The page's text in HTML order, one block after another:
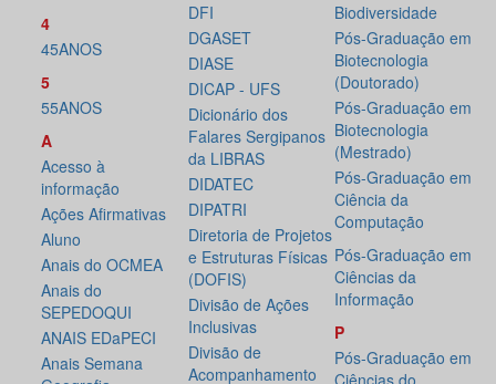
4
45ANOS
5
55ANOS
A
Acesso à
informação
Ações Afirmativas
Aluno
Anais do OCMEA
Anais do
SEPEDOQUI
ANAIS EDaPECI
Anais Semana
DFI
DGASET
DIASE
DICAP - UFS
Dicionário dos
Falares Sergipanos
da LIBRAS
DIDATEC
DIPATRI
Diretoria de Projetos
e Estruturas Físicas
(DOFIS)
Divisão de Ações
Inclusivas
Divisão de
Acompanhamento
Biodiversidade
Pós-Graduação em
Biotecnologia
(Doutorado)
Pós-Graduação em
Biotecnologia
(Mestrado)
Pós-Graduação em
Ciência da
Computação
Pós-Graduação em
Ciências da
Informação
P
Pós-Graduação em